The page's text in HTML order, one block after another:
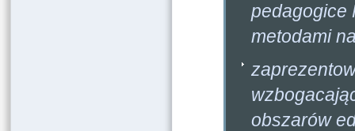
pedagogice
metodami
obszarów